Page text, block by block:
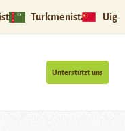
Turkmenistan
Unterstützt uns